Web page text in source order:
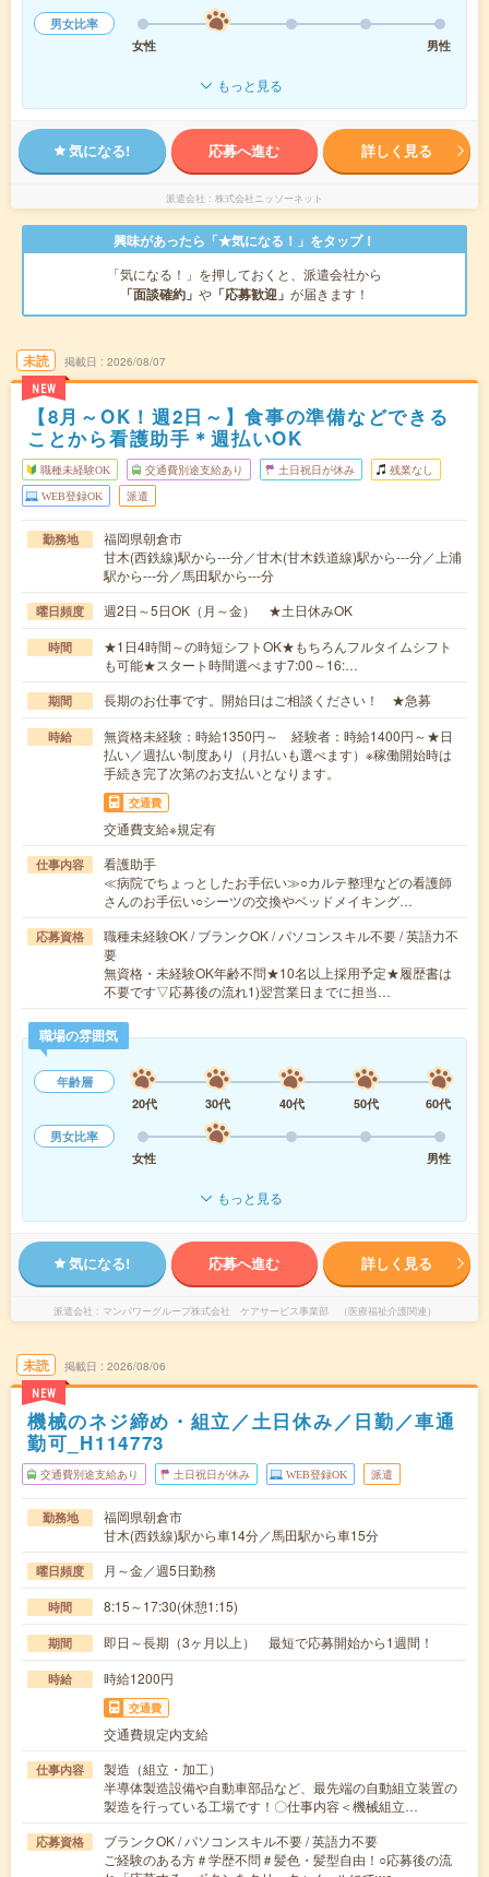
男女比率
女性
男性
もっと見る
気になる! 応募へ進む 詳しく見る
派遣会社 株式会社ニッソーネット
興味があったら「★気になる！」をタップ！
「気になる！」を押しておくと、派遣会社から
「面談確約」 や 「応募歓迎」 が届きます！
未読
NEW
掲載日 2026/08/07
【8月～OK！週2日～】食事の準備などできる
ことから看護助手＊週払いOK
職種未経験OK 交通費別途支給あり 土日祝日が休み 残業なし
WEB登録OK 派遣
勤務地
福岡県朝倉市
甘木(西鉄線)駅から---分／甘木(甘木鉄道線)駅から---分／上浦
駅から---分／馬田駅から---分
曜日頻度 週2日～5日OK（月～金） ★土日休みOK
時間
★1日4時間～の時短シフトOK★もちろんフルタイムシフト
も可能★スタート時間選べます7:00～16:…
期間 長期のお仕事です。開始日はご相談ください！ ★急募
時給
無資格未経験：時給1350円～ 経験者：時給1400円～★日
払い／週払い制度あり（月払いも選べます）※稼働開始時は
手続き完了次第のお支払いとなります。
交通費
交通費支給※規定有
仕事内容
看護助手
≪病院でちょっとしたお手伝い≫○カルテ整理などの看護師
さんのお手伝い○シーツの交換やベッドメイキング…
応募資格
職種未経験OK / ブランクOK / パソコンスキル不要 / 英語力不
要
無資格・未経験OK年齢不問★10名以上採用予定★履歴書は
不要です▽応募後の流れ1)翌営業日までに担当…
職場の雰囲気
年齢層
20代
30代 40代 50代
60代
男女比率
女性
男性
もっと見る
気になる! 応募へ進む 詳しく見る
派遣会社 マンパワーグループ株式会社 ケアサービス事業部 （医療福祉介護関連）
未読
NEW
掲載日 2026/08/06
機械のネジ締め・組立／土日休み／日勤／車通
勤可_H114773
交通費別途支給あり 土日祝日が休み WEB登録OK 派遣
勤務地
福岡県朝倉市
甘木(西鉄線)駅から車14分／馬田駅から車15分
曜日頻度 月～金／週5日勤務
時間 8:15～17:30(休憩1:15)
期間 即日～長期（3ヶ月以上） 最短で応募開始から1週間！
時給 時給1200円
交通費
交通費規定内支給
仕事内容
製造（組立・加工）
半導体製造設備や自動車部品など、最先端の自動組立装置の
製造を行っている工場です！〇仕事内容＜機械組立…
応募資格
ブランクOK / パソコンスキル不要 / 英語力不要
ご経験のある方＃学歴不問＃髪色・髪型自由！○応募後の流